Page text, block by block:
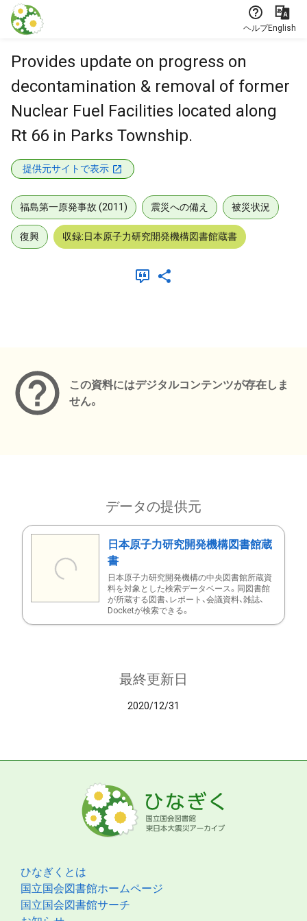
本文に飛ぶ
ヘルプEnglish
Provides update on progress on
decontamination & removal of former
Nuclear Fuel Facilities located along
Rt 66 in Parks Township.
提供元サイトで表示
福島第一原発事故 (2011) 震災への備え 被災状況
復興 収録:日本原子力研究開発機構図書館蔵書
この資料にはデジタルコンテンツが存在しま
せん。
データの提供元
日本原子力研究開発機構図書館蔵
書
日本原子力研究開発機構の中央図書館所蔵資
料を対象とした検索データベース。同図書館
が所蔵する図書、レポート、会議資料、雑誌、
Docketが検索できる。
最終更新日
2020/12/31
ひなぎくとは
国立国会図書館ホームページ
国立国会図書館サーチ